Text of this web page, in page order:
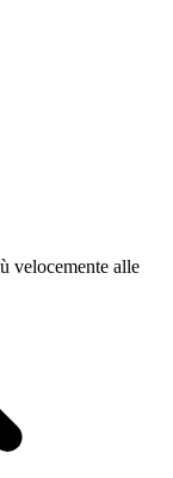
velocemente alle